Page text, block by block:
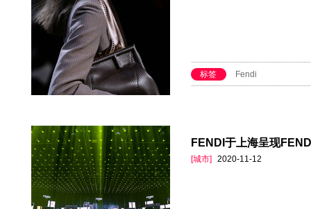
标签 Fendi
FENDI于上海呈现
[城市] 2020-11-12